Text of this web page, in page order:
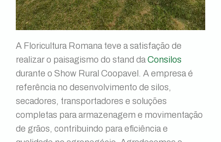
A Floricultura Romana teve a satisfação de
realizar o paisagismo do stand da Consilos
durante o Show Rural Coopavel. A empresa é
referência no desenvolvimento de silos,
secadores, transportadores e soluções
completas para armazenagem e movimentação
de grãos, contribuindo para eficiência e